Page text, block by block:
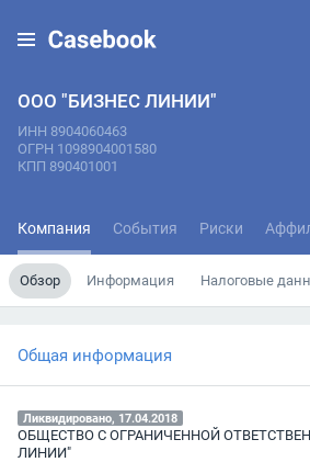
ООО "БИЗНЕС ЛИНИИ"
ИНН 8904060463
ОГРН 1098904001580
КПП 890401001
Компания События Риски
Обзор Информация Налоговые
Общая информация
Ликвидировано, 17.04.2018
ОБЩЕСТВО С ОГРАНИЧЕННОЙ
ЛИНИИ"